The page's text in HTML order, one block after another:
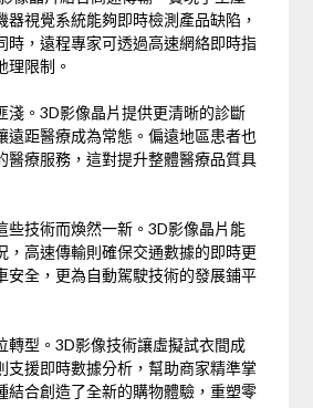
器視覺系統能夠即時檢測產品缺陷，
時，遠程專家可透過高速網絡即時指
理限制。
淺。3D影像晶片提供更清晰的診斷
遠距醫療成為常態。偏遠地區患者也
醫療服務，這對提升整體醫療品質具
些技術而煥然一新。3D影像晶片能
，高速傳輸則確保交通數據的即時更
安全，更為自動駕駛技術的發展鋪平
轉型。3D影像技術讓虛擬試衣間成
支援即時數據分析，幫助商家精準掌
結合創造了全新的購物體驗，重塑零